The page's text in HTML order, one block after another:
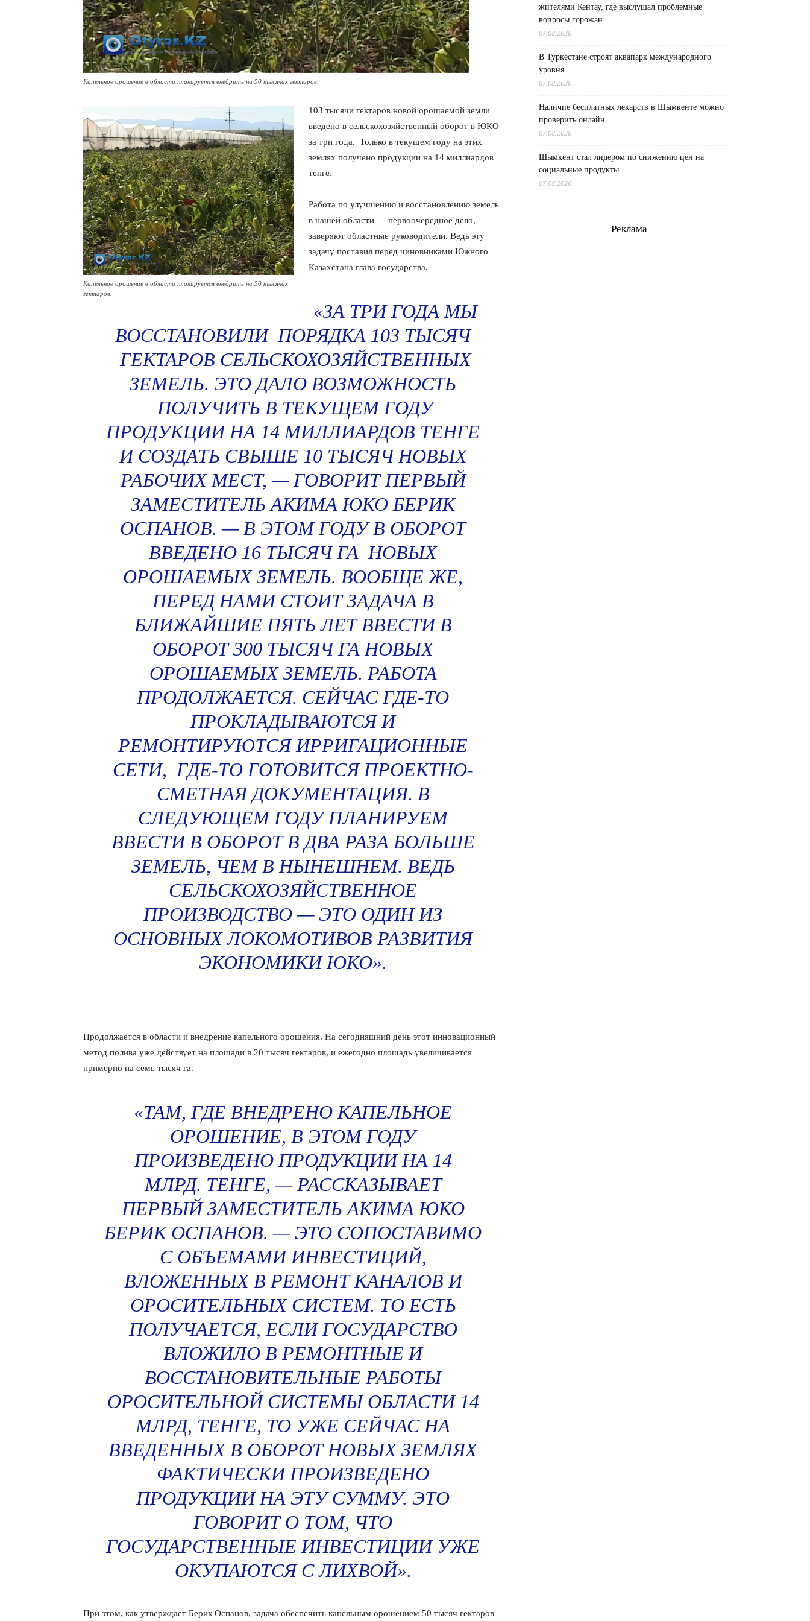
Капельное орошение в области планируется внедрить на 50 тысячах гектаров.
Капельное орошение в области планируется внедрить на 50 тысячах
гектаров.
103 тысячи гектаров новой орошаемой земли
введено в сельскохозяйственный оборот в ЮКО
за три года. Только в текущем году на этих
землях получено продукции на 14 миллиардов
тенге.
Работа по улучшению и восстановлению земель
в нашей области — первоочередное дело,
заверяют областные руководители. Ведь эту
задачу поставил перед чиновниками Южного
Казахстана глава государства.
«ЗА ТРИ ГОДА МЫ
ВОССТАНОВИЛИ ПОРЯДКА 103 ТЫСЯЧ
ГЕКТАРОВ СЕЛЬСКОХОЗЯЙСТВЕННЫХ
ЗЕМЕЛЬ. ЭТО ДАЛО ВОЗМОЖНОСТЬ
ПОЛУЧИТЬ В ТЕКУЩЕМ ГОДУ
ПРОДУКЦИИ НА 14 МИЛЛИАРДОВ ТЕНГЕ
И СОЗДАТЬ СВЫШЕ 10 ТЫСЯЧ НОВЫХ
РАБОЧИХ МЕСТ, — ГОВОРИТ ПЕРВЫЙ
ЗАМЕСТИТЕЛЬ АКИМА ЮКО БЕРИК
ОСПАНОВ. — В ЭТОМ ГОДУ В ОБОРОТ
ВВЕДЕНО 16 ТЫСЯЧ ГА НОВЫХ
ОРОШАЕМЫХ ЗЕМЕЛЬ. ВООБЩЕ ЖЕ,
ПЕРЕД НАМИ СТОИТ ЗАДАЧА В
БЛИЖАЙШИЕ ПЯТЬ ЛЕТ ВВЕСТИ В
ОБОРОТ 300 ТЫСЯЧ ГА НОВЫХ
ОРОШАЕМЫХ ЗЕМЕЛЬ. РАБОТА
ПРОДОЛЖАЕТСЯ. СЕЙЧАС ГДЕ-ТО
ПРОКЛАДЫВАЮТСЯ И
РЕМОНТИРУЮТСЯ ИРРИГАЦИОННЫЕ
СЕТИ, ГДЕ-ТО ГОТОВИТСЯ ПРОЕКТНО-
СМЕТНАЯ ДОКУМЕНТАЦИЯ. В
СЛЕДУЮЩЕМ ГОДУ ПЛАНИРУЕМ
ВВЕСТИ В ОБОРОТ В ДВА РАЗА БОЛЬШЕ
ЗЕМЕЛЬ, ЧЕМ В НЫНЕШНЕМ. ВЕДЬ
СЕЛЬСКОХОЗЯЙСТВЕННОЕ
ПРОИЗВОДСТВО — ЭТО ОДИН ИЗ
ОСНОВНЫХ ЛОКОМОТИВОВ РАЗВИТИЯ
ЭКОНОМИКИ ЮКО».
Продолжается в области и внедрение капельного орошения. На сегодняшний день этот инновационный
метод полива уже действует на площади в 20 тысяч гектаров, и ежегодно площадь увеличивается
примерно на семь тысяч га.
«ТАМ, ГДЕ ВНЕДРЕНО КАПЕЛЬНОЕ
ОРОШЕНИЕ, В ЭТОМ ГОДУ
ПРОИЗВЕДЕНО ПРОДУКЦИИ НА 14
МЛРД. ТЕНГЕ, — РАССКАЗЫВАЕТ
ПЕРВЫЙ ЗАМЕСТИТЕЛЬ АКИМА ЮКО
БЕРИК ОСПАНОВ. — ЭТО СОПОСТАВИМО
С ОБЪЕМАМИ ИНВЕСТИЦИЙ,
ВЛОЖЕННЫХ В РЕМОНТ КАНАЛОВ И
ОРОСИТЕЛЬНЫХ СИСТЕМ. ТО ЕСТЬ
ПОЛУЧАЕТСЯ, ЕСЛИ ГОСУДАРСТВО
ВЛОЖИЛО В РЕМОНТНЫЕ И
ВОССТАНОВИТЕЛЬНЫЕ РАБОТЫ
ОРОСИТЕЛЬНОЙ СИСТЕМЫ ОБЛАСТИ 14
МЛРД, ТЕНГЕ, ТО УЖЕ СЕЙЧАС НА
ВВЕДЕННЫХ В ОБОРОТ НОВЫХ ЗЕМЛЯХ
ФАКТИЧЕСКИ ПРОИЗВЕДЕНО
ПРОДУКЦИИ НА ЭТУ СУММУ. ЭТО
ГОВОРИТ О ТОМ, ЧТО
ГОСУДАРСТВЕННЫЕ ИНВЕСТИЦИИ УЖЕ
ОКУПАЮТСЯ С ЛИХВОЙ».
При этом, как утверждает Берик Оспанов, задача обеспечить капельным орошением 50 тысяч гектаров
жителями Кентау, где выслушал проблемные
вопросы горожан
07.08.2026
В Туркестане строят аквапарк международного
уровня
07.08.2026
Наличие бесплатных лекарств в Шымкенте можно
проверить онлайн
07.08.2026
Шымкент стал лидером по снижению цен на
социальные продукты
07.08.2026
Реклама